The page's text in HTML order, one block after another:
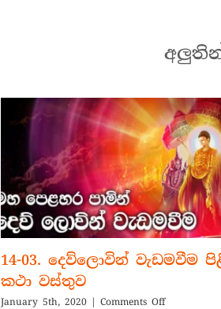
14-03. දෙව්ලොවින් වැඩමවීම
කථා වස්තුව
January 5th, 2020 | Comments Offon